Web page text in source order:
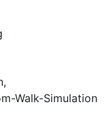
,
Walk-Simulation